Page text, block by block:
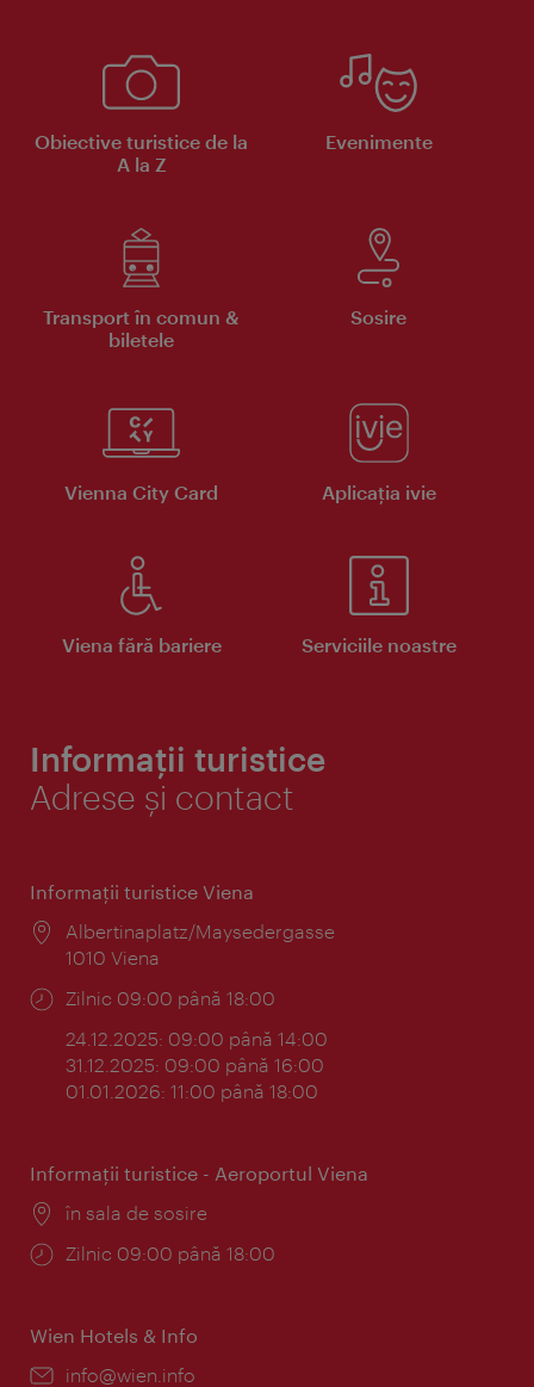
Obiective turistice de la
A la Z
Evenimente
Transport în comun &
biletele
Sosire
Vienna City Card Aplicaţia ivie
Viena fără bariere Serviciile noastre
Informații turistice
Adrese și contact
Informaţii turistice Viena
Locul:
Albertinaplatz/Maysedergasse
1010 Viena
Program:
Zilnic 09:00 până 18:00
24.12.2025: 09:00 până 14:00
31.12.2025: 09:00 până 16:00
01.01.2026: 11:00 până 18:00
Informaţii turistice - Aeroportul Viena
Locul:
în sala de sosire
Program:
Zilnic 09:00 până 18:00
Wien Hotels & Info
E-
info@wien.info